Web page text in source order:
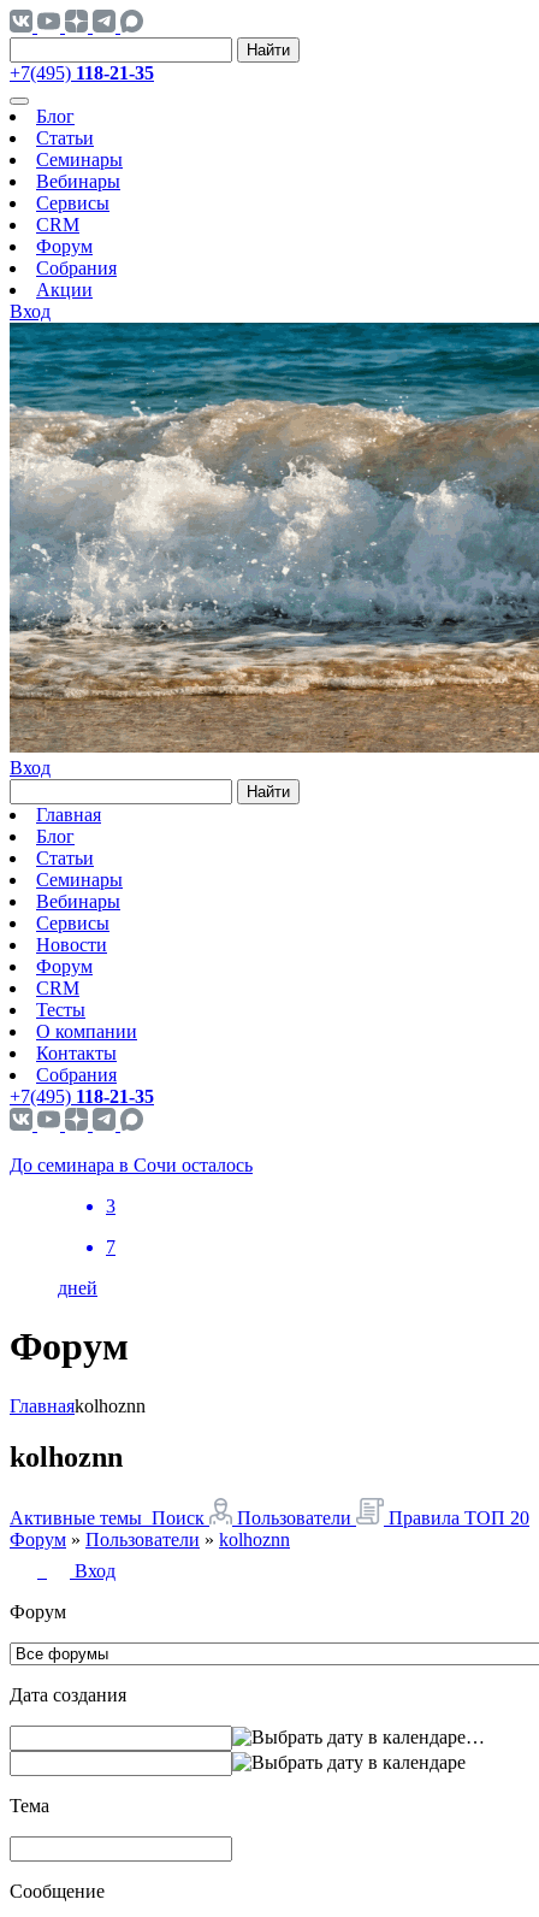
Найти
+7(495) 118-21-35
Блог
Статьи
Семинары
Вебинары
Сервисы
CRM
Форум
Собрания
Акции
Вход
Вход
Найти
Главная
Блог
Статьи
Семинары
Вебинары
Сервисы
Новости
Форум
CRM
Тесты
О компании
Контакты
Собрания
+7(495) 118-21-35
До семинара в Сочи осталось
3
7
дней
Форум
Главнаяkolhoznn
kolhoznn
Активные темы Поиск Пользователи Правила ТОП 20
Форум » Пользователи » kolhoznn
Вход
Форум
Дата создания
…
Тема
Сообщение